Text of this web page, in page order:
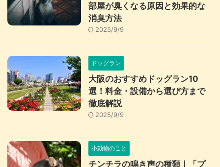
部屋が臭くなる原因と効果的な
消臭方法
2025/9/9
ドッグラン
大阪のおすすめドッグラン10
選！料金・設備から選び方まで
徹底解説
2025/9/9
小動物のこと
チンチラの鳴き声の種類｜「プ